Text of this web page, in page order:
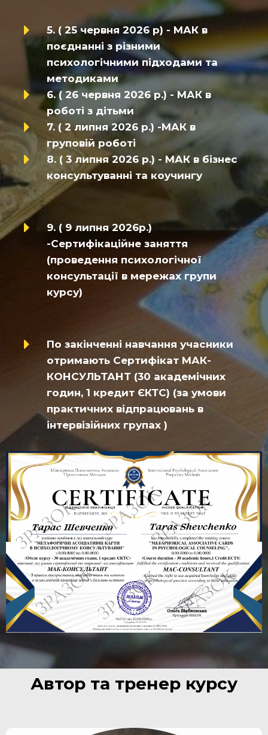
5. ( 25 червня 2026 р) - МАК в
поєднанні з різними
психологічними підходами та
методиками
6. ( 26 червня 2026 р.) - МАК в
роботі з дітьми
7. ( 2 липня 2026 р.) -МАК в
груповій роботі
8. ( 3 липня 2026 р.) - МАК в бізнес
консультуванні та коучингу
9. ( 9 липня 2026р.)
-Сертифікаційне заняття
(проведення психологічної
консультації в мережах групи
курсу)
По закінченні навчання учасники
отримають Сертифікат МАК-
КОНСУЛЬТАНТ (30 академічних
годин, 1 кредит ЄКТС) (за умови
практичних відпрацювань в
інтервізійних групах )
Автор та тренер курсу